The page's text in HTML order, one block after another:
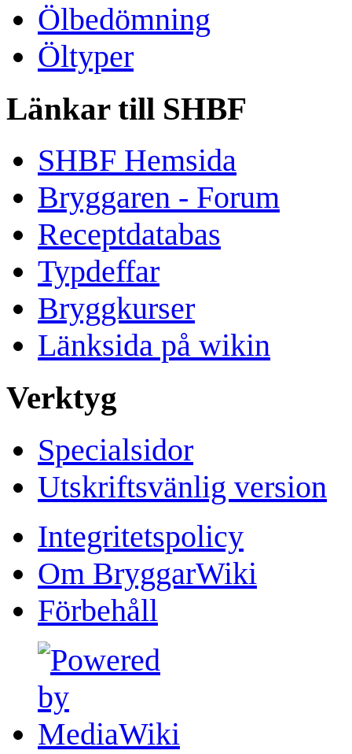
Ölbedömning
Öltyper
Länkar till SHBF
SHBF Hemsida
Bryggaren - Forum
Receptdatabas
Typdeffar
Bryggkurser
Länksida på wikin
Verktyg
Specialsidor
Utskriftsvänlig version
Integritetspolicy
Om BryggarWiki
Förbehåll